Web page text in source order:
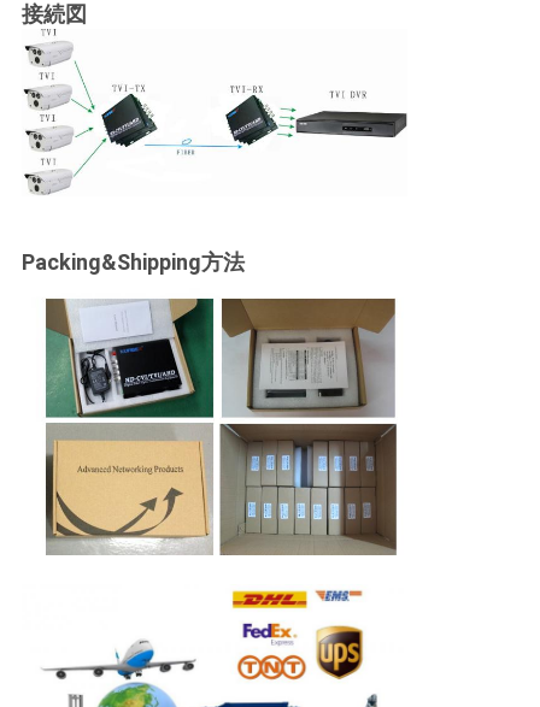
接続図
Packing&Shipping方法